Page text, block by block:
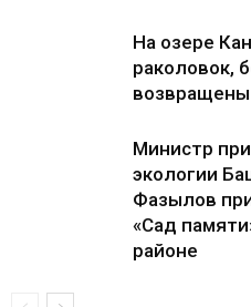
На озере
раколовок,
возвращены
Министр
экологии
Фазылов
«Сад
районе